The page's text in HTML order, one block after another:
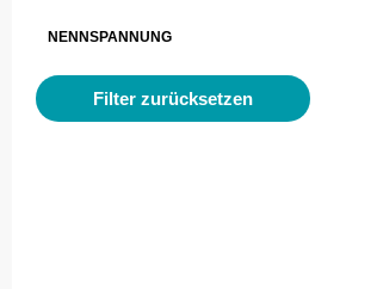
NENNSPANNUNG
Filter zurücksetzen